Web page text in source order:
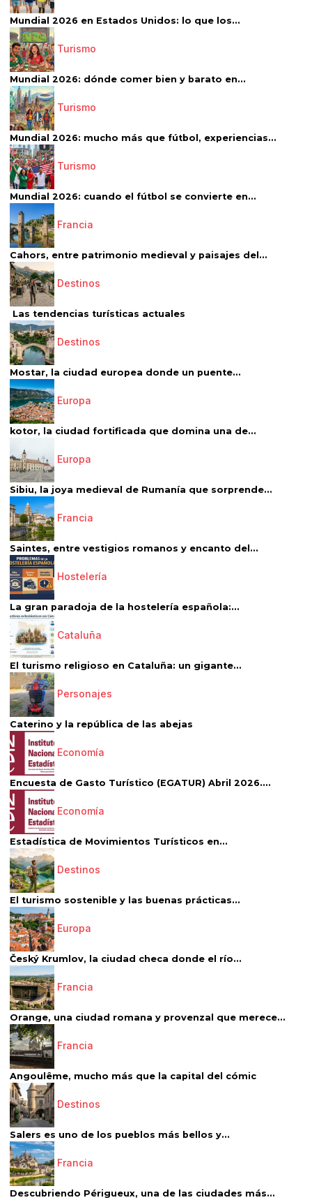
Mundial 2026 en Estados Unidos: lo que los...
Turismo
Mundial 2026: dónde comer bien y barato en...
Turismo
Mundial 2026: mucho más que fútbol, experiencias...
Turismo
Mundial 2026: cuando el fútbol se convierte en...
Francia
Cahors, entre patrimonio medieval y paisajes del...
Destinos
Las tendencias turísticas actuales
Destinos
Mostar, la ciudad europea donde un puente...
Europa
kotor, la ciudad fortificada que domina una de...
Europa
Sibiu, la joya medieval de Rumanía que sorprende...
Francia
Saintes, entre vestigios romanos y encanto del...
Hostelería
La gran paradoja de la hostelería española:...
Cataluña
El turismo religioso en Cataluña: un gigante...
Personajes
Caterino y la república de las abejas
Economía
Encuesta de Gasto Turístico (EGATUR) Abril 2026....
Economía
Estadística de Movimientos Turísticos en...
Destinos
El turismo sostenible y las buenas prácticas...
Europa
Český Krumlov, la ciudad checa donde el río...
Francia
Orange, una ciudad romana y provenzal que merece...
Francia
Angoulême, mucho más que la capital del cómic
Destinos
Salers es uno de los pueblos más bellos y...
Francia
Descubriendo Périgueux, una de las ciudades más...